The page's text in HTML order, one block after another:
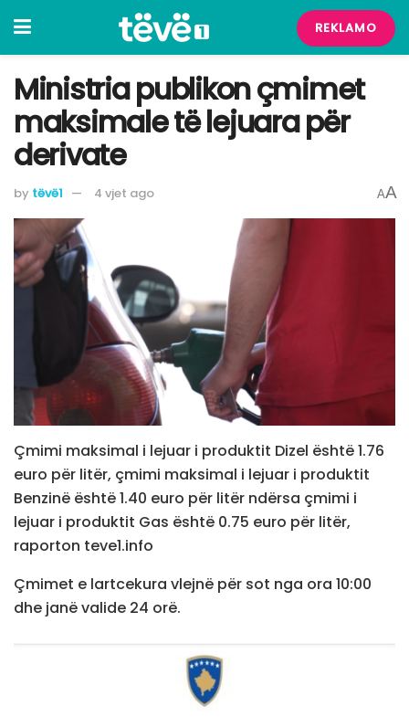
REKLAMO
Ministria publikon çmimet
maksimale të lejuara për
derivate
by tëvë1 4 vjet ago AA
Çmimi maksimal i lejuar i produktit Dizel është 1.76
euro për litër, çmimi maksimal i lejuar i produktit
Benzinë është 1.40 euro për litër ndërsa çmimi i
lejuar i produktit Gas është 0.75 euro për litër,
raporton teve1.info
Çmimet e lartcekura vlejnë për sot nga ora 10:00
dhe janë valide 24 orë.